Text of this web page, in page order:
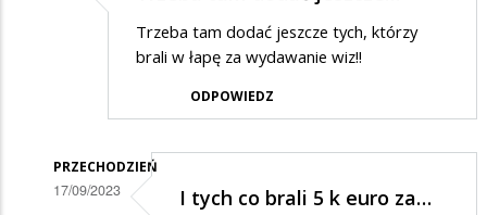
Trzeba tam dodać jeszcze tych, którzy
brali w łapę za wydawanie wiz!!
ODPOWIEDZ
PRZECHODZIEŃ
17/09/2023 I tych co brali 5 k euro za…